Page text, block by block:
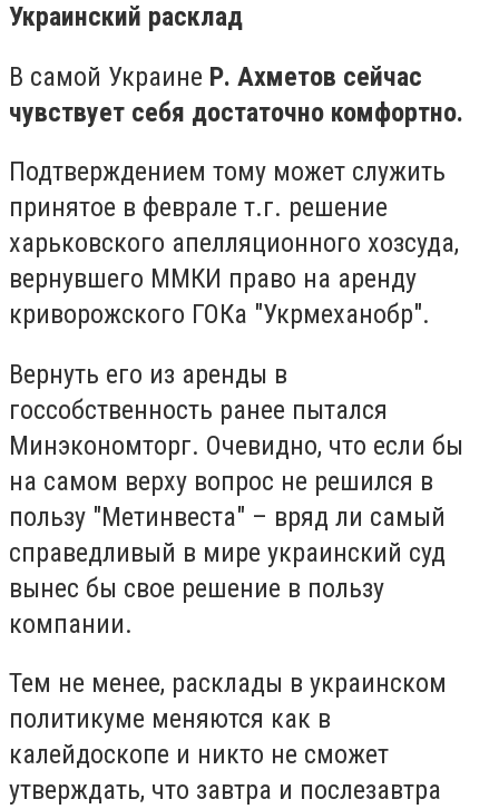
Украинский расклад
В самой Украине Р. Ахметов сейчас
чувствует себя достаточно комфортно.
Подтверждением тому может служить
принятое в феврале т.г. решение
харьковского апелляционного хозсуда,
вернувшего ММКИ право на аренду
криворожского ГОКа "Укрмеханобр".
Вернуть его из аренды в
госсобственность ранее пытался
Минэкономторг. Очевидно, что если бы
на самом верху вопрос не решился в
пользу "Метинвеста" – вряд ли самый
справедливый в мире украинский суд
вынес бы свое решение в пользу
компании.
Тем не менее, расклады в украинском
политикуме меняются как в
калейдоскопе и никто не сможет
утверждать, что завтра и послезавтра